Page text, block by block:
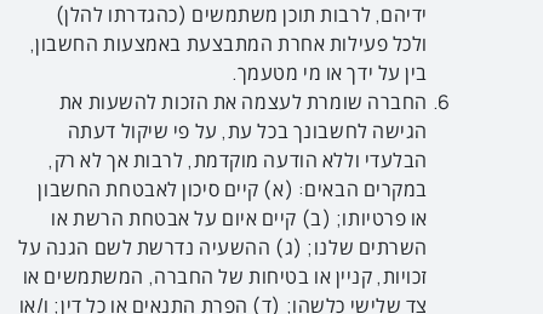
ידיהם, לרבות תוכן משתמשים (כהגדרתו להלן)
ולכל פעילות אחרת המתבצעת באמצעות החשבון,
בין על ידך או מי מטעמך.
החברה שומרת לעצמה את הזכות להשעות את
הגישה לחשבונך בכל עת, על פי שיקול דעתה
הבלעדי וללא הודעה מוקדמת, לרבות אך לא רק,
במקרים הבאים: (א) קיים סיכון לאבטחת החשבון
או פרטיותו; (ב) קיים איום על אבטחת הרשת או
השרתים שלנו; (ג) ההשעיה נדרשת לשם הגנה על
זכויות, קניין או בטיחות של החברה, המשתמשים או
צד שלישי כלשהו; (ד) הפרת התנאים או כל דין; ו/או